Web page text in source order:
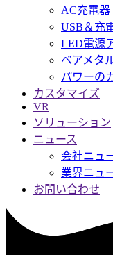
AC充電器
USB＆充
LED電源
ベアメタ
パワーの
カスタマイズ
VR
ソリューション
ニュース
会社ニュ
業界ニュ
お問い合わせ